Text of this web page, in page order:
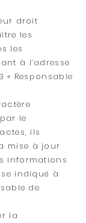
droit
les
les
à l’adresse
« Responsable
le
ils
mise à jour
informations
indiqué à
de
la